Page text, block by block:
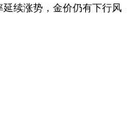
续涨势，金价仍有下行风